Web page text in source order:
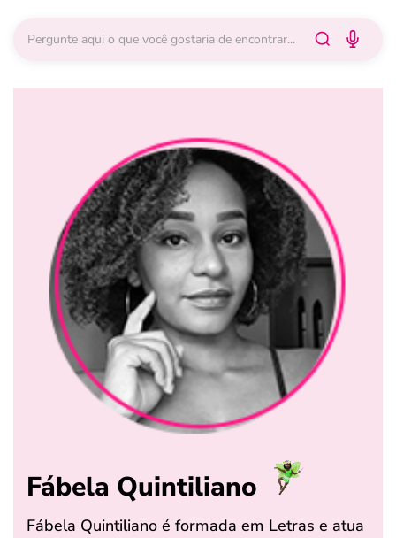
Fábela Quintiliano
Fábela Quintiliano é formada em Letras e atua